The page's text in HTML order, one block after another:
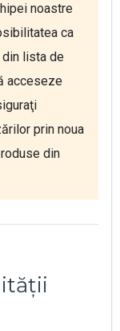
noastre
ca
lista de
acceseze
prin noua
din